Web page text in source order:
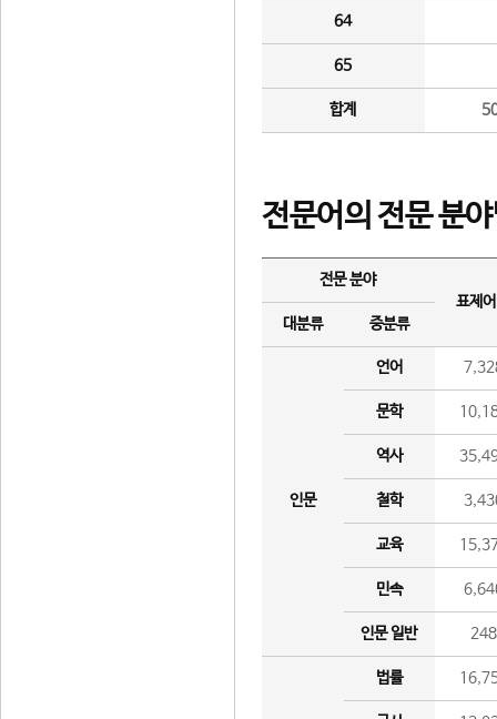
64
65
합계
전문어의 전문 분
전문 분야
표제
대분류
중분류
인문
언어
문학
역사
철학
교육
민속
인문 일반 248
법률